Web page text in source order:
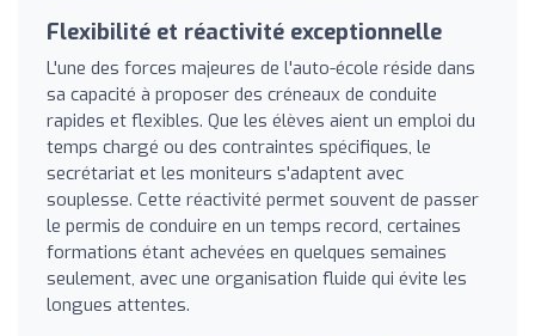
Flexibilité et réactivité exceptionnelle
L'une des forces majeures de l'auto-école réside dans
sa capacité à proposer des créneaux de conduite
rapides et flexibles. Que les élèves aient un emploi du
temps chargé ou des contraintes spécifiques, le
secrétariat et les moniteurs s'adaptent avec
souplesse. Cette réactivité permet souvent de passer
le permis de conduire en un temps record, certaines
formations étant achevées en quelques semaines
seulement, avec une organisation fluide qui évite les
longues attentes.